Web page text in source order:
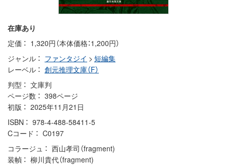
在庫あり
定価
1,320円（本体価格：1,200円）
ジャンル
ファンタジイ > 短編集
レーベル
創元推理文庫（F）
判型
文庫判
ページ数
398ページ
初版
2025年11月21日
ISBN
978-4-488-58411-5
Cコード
C0197
コラージュ
西山孝司（fragment)
装幀
柳川貴代（fragment)